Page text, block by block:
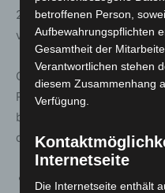
2 IfSG oder einen
vorlegen.
Gleiches gilt für die
Rahmen der Angebote
betreut werden. Eine
diesem Zusammenhang
betroffenen Person,
Aufbewahrungspflichten
Gesamtheit der
Verantwortlichen stehen
diesem Zusammenhang
Verfügung.
Internetseite
Die Internetseite enthält